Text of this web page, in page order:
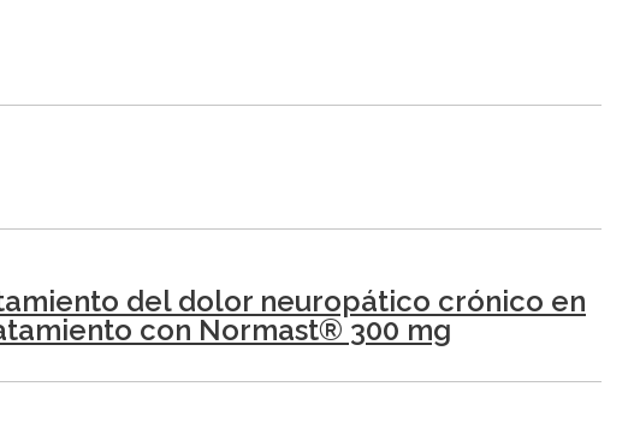
del dolor neuropático crónico en
con Normast® 300 mg